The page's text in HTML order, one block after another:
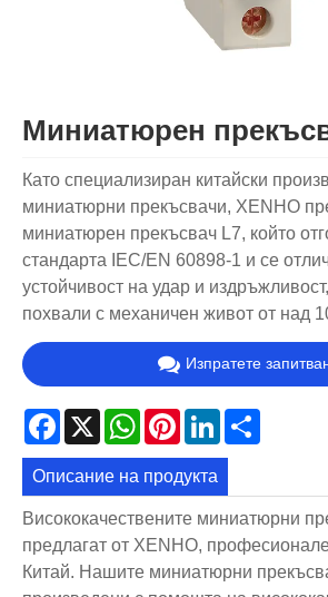
Миниатюрен
Като специализиран китайски
миниатюрни прекъсвачи, XENHO
миниатюрен прекъсвач L7, който
стандарта IEC/EN 60898-1 и се
устойчивост на удар и
похвали с механичен живот от над
Изпратете
Facebook
X WhatsApp
PinterestLinkedIn
Описание на продукта
Висококачествените миниатюрни
предлагат от XENHO,
Китай. Нашите миниатюрни